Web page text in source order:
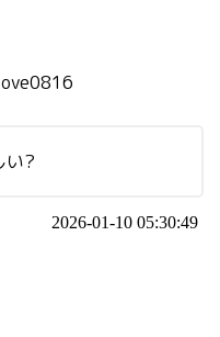
い?
2026-01-10 05:30:49